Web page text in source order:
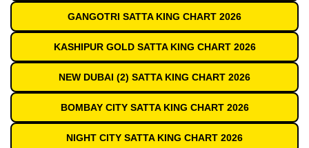
GANGOTRI SATTA KING CHART 2026
KASHIPUR GOLD SATTA KING CHART 2026
NEW DUBAI (2) SATTA KING CHART 2026
BOMBAY CITY SATTA KING CHART 2026
NIGHT CITY SATTA KING CHART 2026